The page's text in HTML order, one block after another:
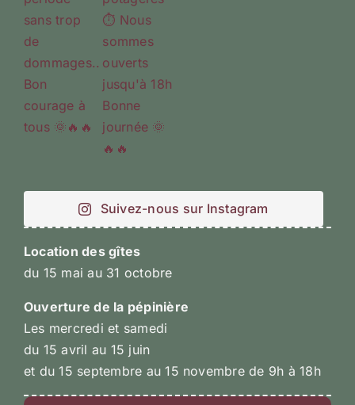
Suivez-nous sur Instagram
Location des gîtes
du 15 mai au 31 octobre
Ouverture de la pépinière
Les mercredi et samedi
du 15 avril au 15 juin
et du 15 septembre au 15 novembre de 9h à 18h